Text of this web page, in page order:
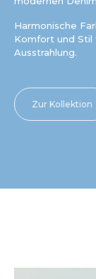
Harmonische
Komfort und Stil
Ausstrahlung.
Zur Kollektion